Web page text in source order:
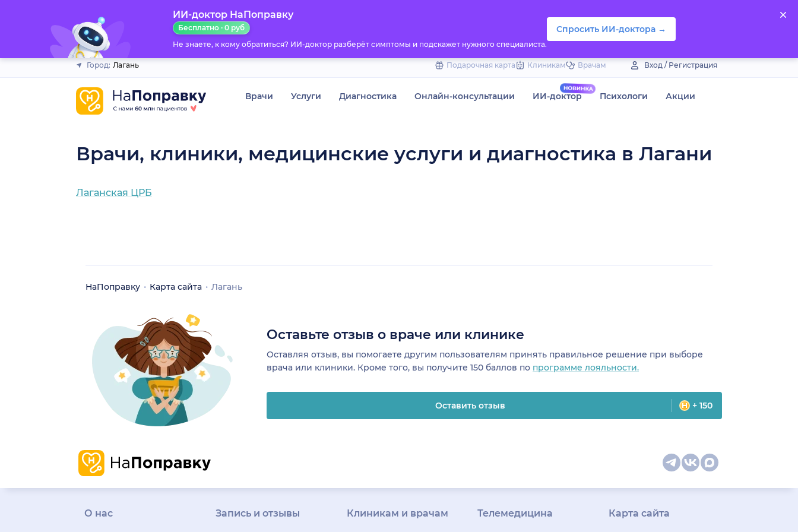
ИИ-доктор НаПоправку
Бесплатно · 0 руб
Не знаете, к кому обратиться? ИИ-доктор разберёт симптомы и подскажет нужного специалиста.
Спросить ИИ-доктора →
Город: Лагань Подарочная карта Клиникам Врачам Вход / Регистрация
Врачи Услуги Диагностика Онлайн-консультации ИИ-доктор Психологи Акции
Врачи, клиники, медицинские услуги и диагностика в Лагани
Лаганская ЦРБ
НаПоправку Карта сайта Лагань
Оставьте отзыв о враче или клинике
Оставляя отзыв, вы помогаете другим пользователям принять правильное решение при выборе
врача или клиники. Кроме того, вы получите 150 баллов по программе лояльности.
Оставить отзыв + 150
О нас Запись и отзывы Клиникам и врачам Телемедицина Карта сайта